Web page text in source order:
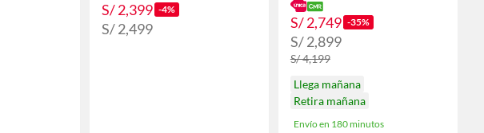
S/ 2,399 -4%
S/ 2,499 S/ 2,749 -35%
S/ 2,899
S/ 4,199
Llega mañana
Retira mañana
Envío en 180 minutos